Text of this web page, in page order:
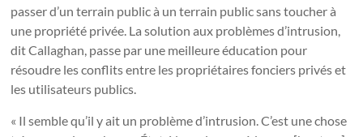
passer d’un terrain public à un terrain public sans toucher à
une propriété privée. La solution aux problèmes d’intrusion,
dit Callaghan, passe par une meilleure éducation pour
résoudre les conflits entre les propriétaires fonciers privés et
les utilisateurs publics.
« Il semble qu’il y ait un problème d’intrusion. C’est une chose